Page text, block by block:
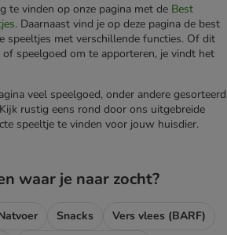
te vinden op onze pagina met de Best
. Daarnaast vind je op deze pagina de best
speeltjes met verschillende functies. Of dit
speelgoed om te apporteren, je vindt het
veel speelgoed, onder andere gesorteerd
rustig eens rond door ons uitgebreide
speeltje te vinden voor jouw huisdier.
waar je naar zocht?
Snacks
Vers vlees (BARF)